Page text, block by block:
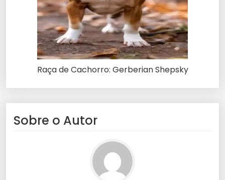
Raça de Cachorro: Gerberian Shepsky
Sobre o Autor